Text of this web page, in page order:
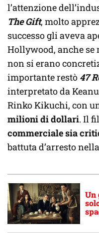
l’attenzione
The Gift, molto
successo gli aveva
Hollywood, anche
non si erano
importante restò 47
interpretato da
Rinko Kikuchi, con
milioni di dollari. Il
commerciale sia
battuta d’arresto
Un